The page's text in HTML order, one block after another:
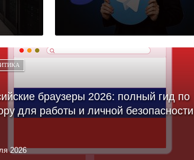
браузеры 2026: полный гид по
для работы и личной безопасности
2026